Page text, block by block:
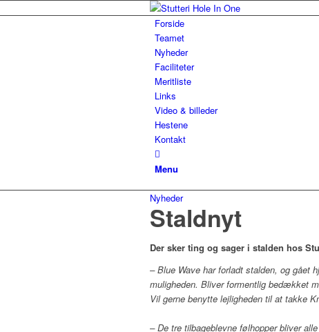
Forside
Teamet
Nyheder
Faciliteter
Meritliste
Links
Video & billeder
Hestene
Kontakt
Menu
Nyheder
Staldnyt
Der sker ting og sager i stalden hos
– Blue Wave har forladt stalden, og gået
muligheden. Bliver formentlig bedækket
Vil gerne benytte lejligheden til at takke
– De tre tilbageblevne følhopper bliver